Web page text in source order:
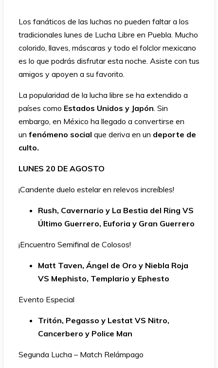
Los fanáticos de las luchas no pueden faltar a los
tradicionales lunes de Lucha Libre en Puebla. Mucho
colorido, llaves, máscaras y todo el folclor mexicano
es lo que podrás disfrutar esta noche. Asiste con tus
amigos y apoyen a su favorito.
La popularidad de la lucha libre se ha extendido a
países como Estados Unidos y Japón. Sin
embargo, en México ha llegado a convertirse en
un fenómeno social que deriva en un deporte de
culto.
LUNES 20 DE AGOSTO
¡Candente duelo estelar en relevos increíbles!
Rush, Cavernario y La Bestia del Ring VS
Último Guerrero, Euforia y Gran Guerrero
¡Encuentro Semifinal de Colosos!
Matt Taven, Ángel de Oro y Niebla Roja
VS Mephisto, Templario y Ephesto
Evento Especial
Tritón, Pegasso y Lestat VS Nitro,
Cancerbero y Police Man
Segunda Lucha – Match Relámpago